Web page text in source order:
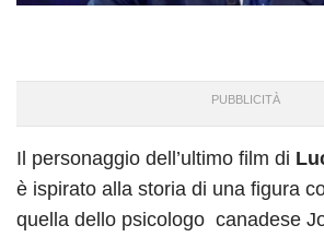
Il personaggio dell’ultimo film di
è ispirato alla storia di una figura
quella dello psicologo canadese